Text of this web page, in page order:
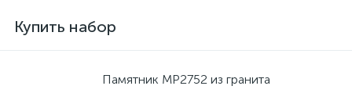
Купить набор
Памятник MP2752 из гранита